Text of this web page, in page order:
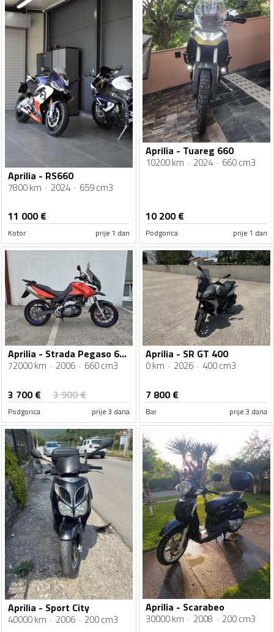
Aprilia - RS660
7800 km 2024 659 cm3
11 000€
Kotor prije 1 dan
Aprilia - Tuareg 660
10200 km 2024 660 cm3
10 200€
Podgorica prije 1 dan
Aprilia - Strada Pegaso 650
72000 km 2006 660 cm3
3 700€ 3 900€
Podgorica prije 3 dana
Aprilia - SR GT 400
0 km 2026 400 cm3
7 800€
Bar prije 3 dana
Aprilia - Sport City
40000 km 2006 200 cm3
Aprilia - Scarabeo
30000 km 2008 200 cm3